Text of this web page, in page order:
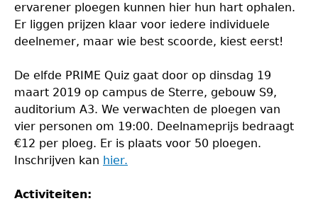
ervarener ploegen kunnen hier hun hart ophalen.
Er liggen prijzen klaar voor iedere individuele
deelnemer, maar wie best scoorde, kiest eerst!
De elfde PRIME Quiz gaat door op dinsdag 19
maart 2019 op campus de Sterre, gebouw S9,
auditorium A3. We verwachten de ploegen van
vier personen om 19:00. Deelnameprijs bedraagt
€12 per ploeg. Er is plaats voor 50 ploegen.
Inschrijven kan hier.
Activiteiten: